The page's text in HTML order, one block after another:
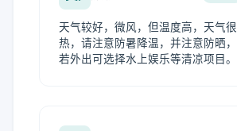
天气较好，微风，但温度高，天气很
热，请注意防暑降温，并注意防晒，
若外出可选择水上娱乐等清凉项目。